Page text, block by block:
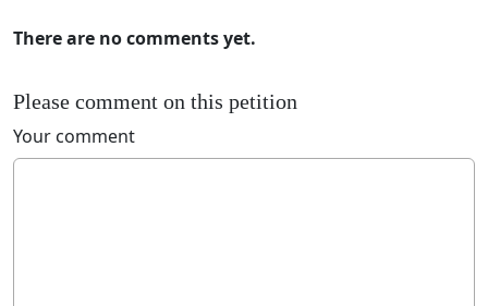
There are no comments yet.
Please comment on this petition
Your comment